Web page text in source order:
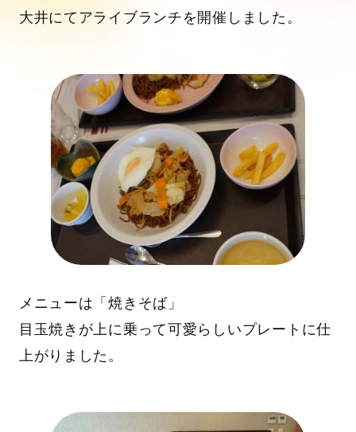
大井にてアライブランチを開催しました。
メニューは「焼きそば」
目玉焼きが上に乗って可愛らしいプレートに仕
上がりました。